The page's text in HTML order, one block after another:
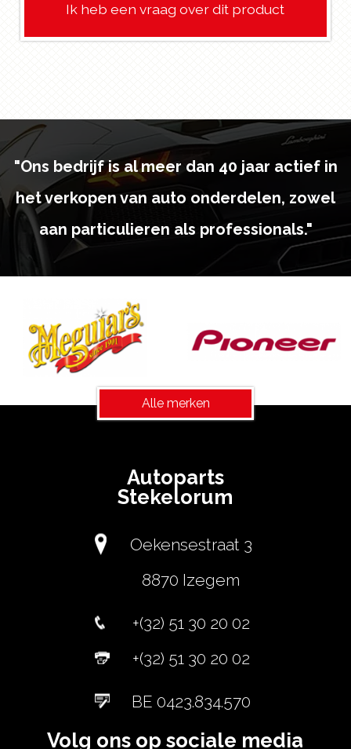
Ik heb een vraag over dit product
"Ons bedrijf is al meer dan 40 jaar actief in
het verkopen van auto onderdelen, zowel
aan particulieren als professionals."
Alle merken
Autoparts
Stekelorum
Oekensestraat 3
8870 Izegem
+(32) 51 30 20 02
+(32) 51 30 20 02
BE 0423.834.570
Volg ons op sociale media